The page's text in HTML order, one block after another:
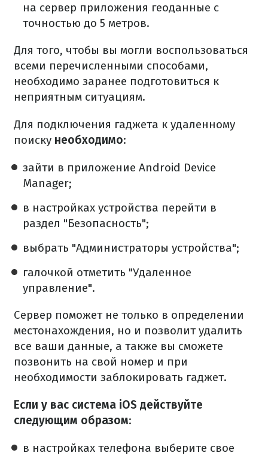
на сервер приложения геоданные с
точностью до 5 метров.
Для того, чтобы вы могли воспользоваться
всеми перечисленными способами,
необходимо заранее подготовиться к
неприятным ситуациям.
Для подключения гаджета к удаленному
поиску необходимо:
зайти в приложение Android Device
Manager;
в настройках устройства перейти в
раздел "Безопасность";
выбрать "Администраторы устройства";
галочкой отметить "Удаленное
управление".
Сервер поможет не только в определении
местонахождения, но и позволит удалить
все ваши данные, а также вы сможете
позвонить на свой номер и при
необходимости заблокировать гаджет.
Если у вас система iOS действуйте
следующим образом:
в настройках телефона выберите свое